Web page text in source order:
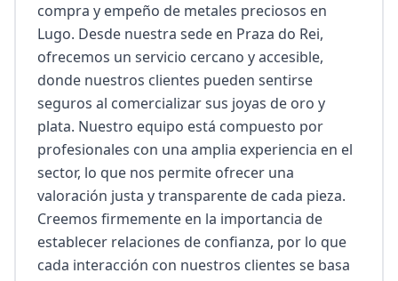
compra y empeño de metales preciosos en
Lugo. Desde nuestra sede en Praza do Rei,
ofrecemos un servicio cercano y accesible,
donde nuestros clientes pueden sentirse
seguros al comercializar sus joyas de oro y
plata. Nuestro equipo está compuesto por
profesionales con una amplia experiencia en el
sector, lo que nos permite ofrecer una
valoración justa y transparente de cada pieza.
Creemos firmemente en la importancia de
establecer relaciones de confianza, por lo que
cada interacción con nuestros clientes se basa